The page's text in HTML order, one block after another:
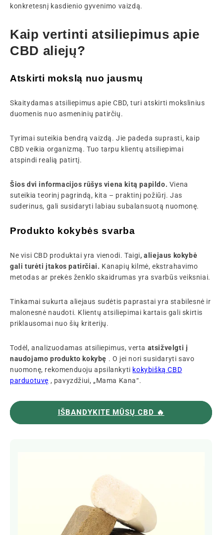
konkretesnį kasdienio gyvenimo vaizdą.
Kaip vertinti atsiliepimus apie
CBD aliejų?
Atskirti mokslą nuo jausmų
Skaitydamas atsiliepimus apie CBD, turi atskirti mokslinius
duomenis nuo asmeninių patirčių.
Tyrimai suteikia bendrą vaizdą. Jie padeda suprasti, kaip
CBD veikia organizmą. Tuo tarpu klientų atsiliepimai
atspindi realią patirtį.
Šios dvi informacijos rūšys viena kitą papildo. Viena
suteikia teorinį pagrindą, kita – praktinį požiūrį. Jas
suderinus, gali susidaryti labiau subalansuotą nuomonę.
Produkto kokybės svarba
Ne visi CBD produktai yra vienodi. Taigi, aliejaus kokybė
gali turėti įtakos patirčiai. Kanapių kilmė, ekstrahavimo
metodas ar prekės ženklo skaidrumas yra svarbūs veiksniai.
Tinkamai sukurta aliejaus sudėtis paprastai yra stabilesnė ir
malonesnė naudoti. Klientų atsiliepimai kartais gali skirtis
priklausomai nuo šių kriterijų.
Todėl, analizuodamas atsiliepimus, verta atsižvelgti į
naudojamo produkto kokybę . O jei nori susidaryti savo
nuomonę, rekomenduoju apsilankyti kokybišką CBD
parduotuvę , pavyzdžiui, „Mama Kana“.
IŠBANDYKITE MŪSŲ CBD 🔥